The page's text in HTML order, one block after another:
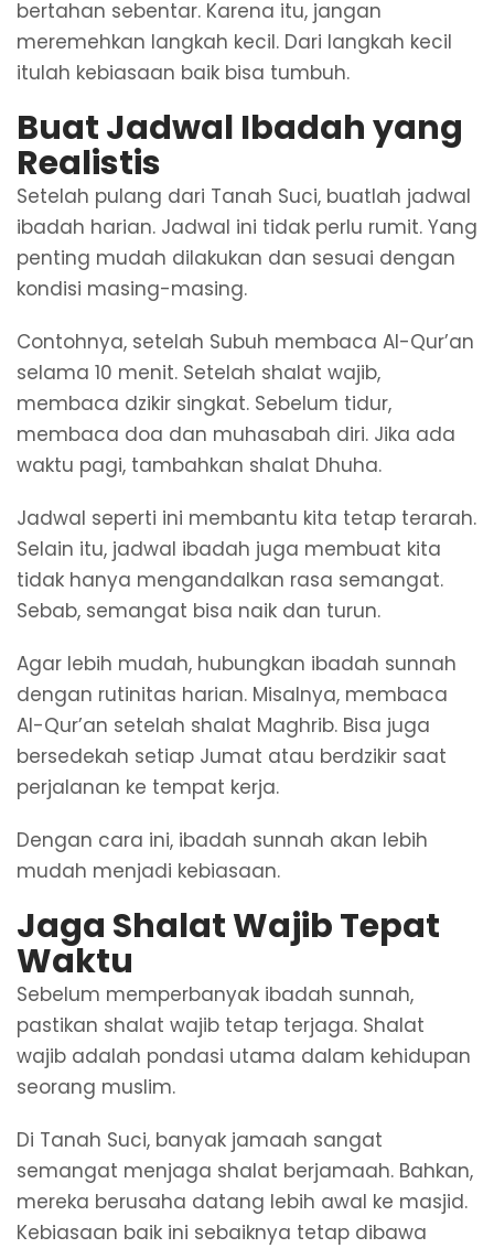
bertahan sebentar. Karena itu, jangan
meremehkan langkah kecil. Dari langkah kecil
itulah kebiasaan baik bisa tumbuh.
Buat Jadwal Ibadah yang
Realistis
Setelah pulang dari Tanah Suci, buatlah jadwal
ibadah harian. Jadwal ini tidak perlu rumit. Yang
penting mudah dilakukan dan sesuai dengan
kondisi masing-masing.
Contohnya, setelah Subuh membaca Al-Qur’an
selama 10 menit. Setelah shalat wajib,
membaca dzikir singkat. Sebelum tidur,
membaca doa dan muhasabah diri. Jika ada
waktu pagi, tambahkan shalat Dhuha.
Jadwal seperti ini membantu kita tetap terarah.
Selain itu, jadwal ibadah juga membuat kita
tidak hanya mengandalkan rasa semangat.
Sebab, semangat bisa naik dan turun.
Agar lebih mudah, hubungkan ibadah sunnah
dengan rutinitas harian. Misalnya, membaca
Al-Qur’an setelah shalat Maghrib. Bisa juga
bersedekah setiap Jumat atau berdzikir saat
perjalanan ke tempat kerja.
Dengan cara ini, ibadah sunnah akan lebih
mudah menjadi kebiasaan.
Jaga Shalat Wajib Tepat
Waktu
Sebelum memperbanyak ibadah sunnah,
pastikan shalat wajib tetap terjaga. Shalat
wajib adalah pondasi utama dalam kehidupan
seorang muslim.
Di Tanah Suci, banyak jamaah sangat
semangat menjaga shalat berjamaah. Bahkan,
mereka berusaha datang lebih awal ke masjid.
Kebiasaan baik ini sebaiknya tetap dibawa